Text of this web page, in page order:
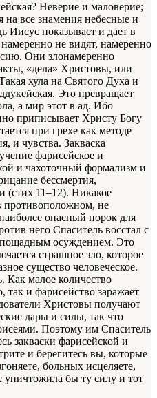
Неверие и маловерие;
на все знамения небесные и
Иисус показывает и дает в
не видят, намеренно
Они злонамеренно
«дела» Христовы, или
хула на Святого Духа и
Это превращает
а мир этот в ад. Ибо
приписывает Христу Богу
при грехе как методе
и чувства. Закваска
фарисейское и
и чахоточный формализм и
бессмертия,
(стих 11–12). Никакое
противоположном, не
опасный порок для
него Спаситель восстал с
осуждением. Это
страшное зло, которое
существо человеческое.
Как малое количество
так и фарисейство заражает
Христовы получают
дары и силы, так что
Поэтому им Спаситель
закваски фарисейской и
и берегитесь вы, которые
больных исцеляете,
уничтожила бы ту силу и тот